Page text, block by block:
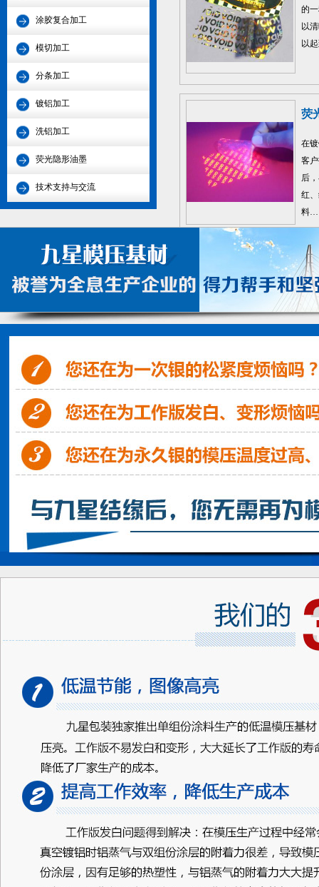
涂胶复合加工
模切加工
分条加工
镀铝加工
洗铝加工
荧光隐形油墨
技术支持与交流
的
以
以
荧
在
客
后
红
料…